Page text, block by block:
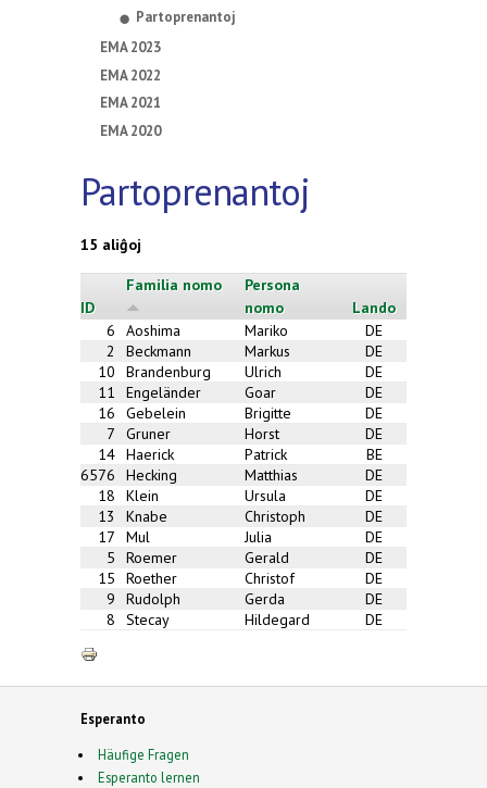
⬤
Partoprenantoj
EMA 2023
EMA 2022
EMA 2021
EMA 2020
Partoprenantoj
15 aliĝoj
ID
Familia nomo
Persona
nomo
Lando
6
Aoshima Mariko
DE
2
Beckmann Markus
DE
10
Brandenburg Ulrich
DE
11
Engeländer Goar
DE
16
Gebelein Brigitte
DE
7
Gruner Horst
DE
14 Haerick Patrick
BE
6576
Hecking Matthias
DE
18
Klein Ursula
DE
13
Knabe Christoph
DE
17
Mul Julia
DE
5
Roemer Gerald
DE
15
Roether Christof
DE
9
Rudolph Gerda
DE
8
Stecay Hildegard DE
Esperanto
Häufige Fragen
Esperanto lernen